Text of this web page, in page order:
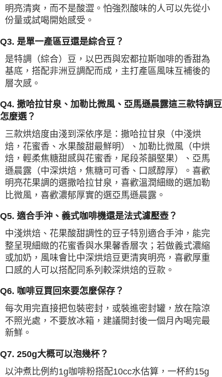
明亮清爽，而不是酸澀。怕強烈酸味的人可以先從小
份量或試喝開始感受。
Q3. 是單一產區豆還是綜合豆？
是特調（綜合）豆，以巴西與宏都拉斯咖啡的香甜為
基底，搭配非洲豆調配而成，主打產區風味互補後的
層次感。
Q4. 撒哈拉甘泉、加勒比微風、亞馬遜晨露這三款特調豆
怎麼選？
三款烘焙度由淺到深依序是：撒哈拉甘泉（中淺烘
焙，花蜜香、水果酸甜最鮮明）、加勒比微風（中烘
焙，輕柔焦糖甜感與花蜜香，尾段茶韻堅果）、亞馬
遜晨露（中深烘焙，焦糖可可香、口感醇厚）。喜歡
明亮花果調的選撒哈拉甘泉，喜歡溫潤細緻的選加勒
比微風，喜歡濃郁厚實的選亞馬遜晨露。
Q5. 適合手沖、義式咖啡機還是法式濾壓壺？
中淺烘焙、花果酸甜調性的豆子特別適合手沖，能完
整呈現細緻的花蜜香與水果馨香層次；若做義式濃縮
或加奶，風味會比中深烘焙豆更清爽明亮，喜歡厚重
口感的人可以搭配同系列較深烘焙的豆款。
Q6. 咖啡豆買回來要怎麼保存？
每次用完直接把包裝密封，或裝進密封罐，放在陰涼
不照光處，不要放冰箱，建議開封後一個月內喝完最
新鮮。
Q7. 250g大概可以泡幾杯？
以沖煮比例約1g咖啡粉搭配10cc水估算，一杯約15g